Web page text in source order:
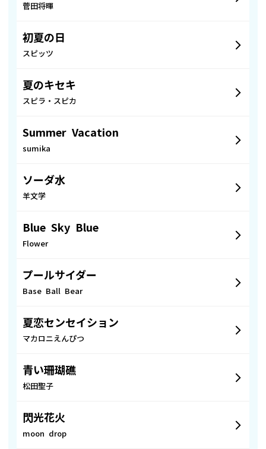
菅田将暉
初夏の日
スピッツ
夏のキセキ
スピラ・スピカ
Summer Vacation
sumika
ソーダ水
羊文学
Blue Sky Blue
Flower
プールサイダー
Base Ball Bear
夏恋センセイション
マカロニえんぴつ
青い珊瑚礁
松田聖子
閃光花火
moon drop